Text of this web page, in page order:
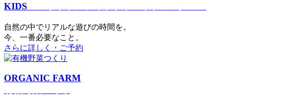
KIDS
⾃然の中でリアルな遊びの時間を。
今、⼀番必要なこと。
さらに詳しく・ご予約
ORGANIC FARM